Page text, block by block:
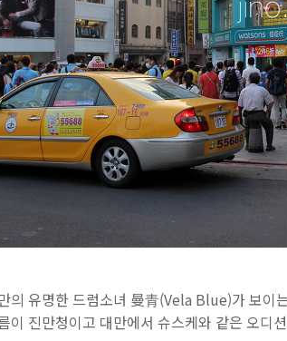
의 유명한 드럼소녀 曼青(Vela Blue)가 보이
이 진만청이고 대만에서 슈스케와 같은 오디